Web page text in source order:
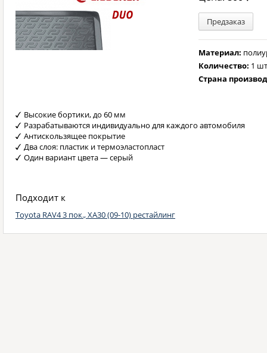
Предзаказ
Материал:
Количество: 1
Страна
Высокие бортики, до 60 мм
Разрабатываются индивидуально для каждого автомобиля
Антискользящее покрытие
Два слоя: пластик и термоэластопласт
Один вариант цвета — серый
Подходит к
Toyota RAV4 3 пок., XA30 (09-10) рестайлинг